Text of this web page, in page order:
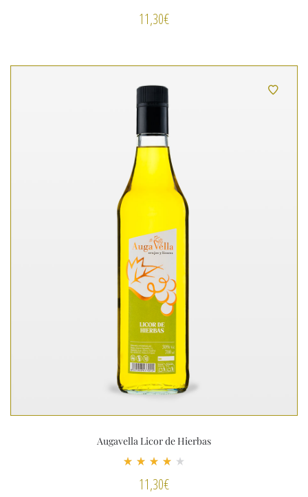
11,30€
Augavella Licor de Hierbas
con
4.00
11,30€